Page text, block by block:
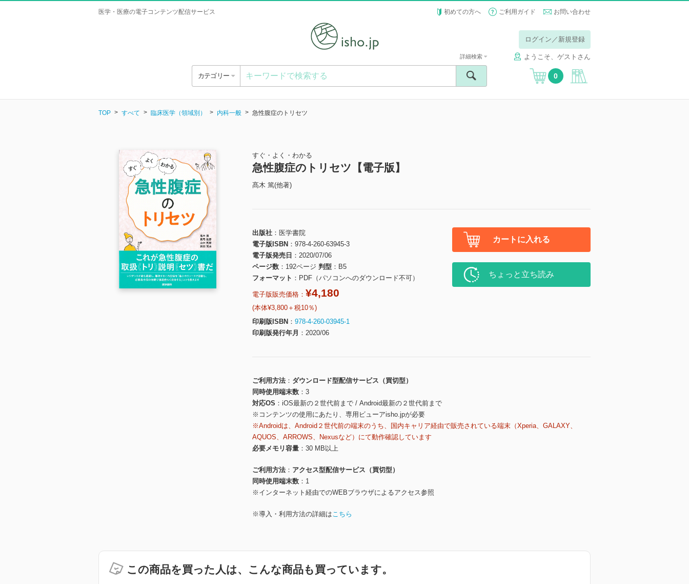
医学・医療の電子コンテンツ配信サービス 初めての方へ ご利用ガイド お問い合わせ
ログイン／新規登録
ようこそ、ゲストさん
カテゴリー
詳細検索
0
TOP すべて 臨床医学（領域別） 内科一般 急性腹症のトリセツ
すぐ・よく・わかる
急性腹症のトリセツ【電子版】
髙木 篤(他著)
出版社
医学書院
電子版ISBN
978-4-260-63945-3
電子版発売日
2020/07/06
ページ数
192ページ 判型
B5
フォーマット
PDF（パソコンへのダウンロード不可）
電子版販売価格： ¥4,180
(本体¥3,800＋税10％)
印刷版ISBN
978-4-260-03945-1
印刷版発行年月
2020/06
カートに入れる
ちょっと立ち読み
ご利用方法
ダウンロード型配信サービス（買切型）
同時使用端末数
3
対応OS
iOS最新の２世代前まで / Android最新の２世代前まで
※コンテンツの使用にあたり、専用ビューアisho.jpが必要
※Androidは、Android２世代前の端末のうち、国内キャリア経由で販売されている端末（Xperia、GALAXY、
AQUOS、ARROWS、Nexusなど）にて動作確認しています
必要メモリ容量
30 MB以上
ご利用方法
アクセス型配信サービス（買切型）
同時使用端末数
1
※インターネット経由でのWEBブラウザによるアクセス参照
※導入・利用方法の詳細はこちら
この商品を買った人は、こんな商品も買っています。